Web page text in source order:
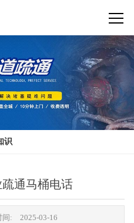
识
通马桶电话
: 2025-03-16